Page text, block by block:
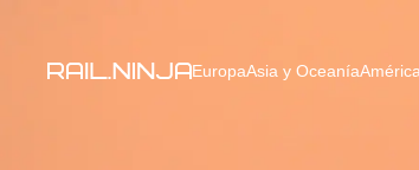
EuropaAsia y Oceanía